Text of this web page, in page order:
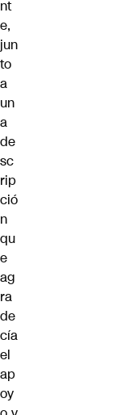
nt
e,
jun
to
a
un
a
de
sc
rip
ció
n
qu
e
ag
ra
de
cía
el
ap
oy